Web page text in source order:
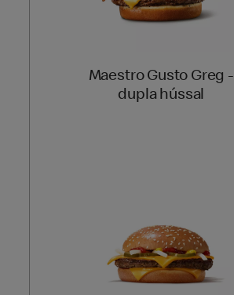
Maestro Gusto Greg -
dupla hússal